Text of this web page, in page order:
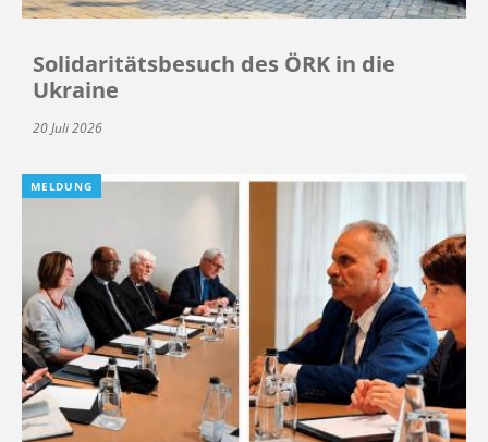
Solidaritätsbesuch des ÖRK in die
Ukraine
20 Juli 2026
MELDUNG